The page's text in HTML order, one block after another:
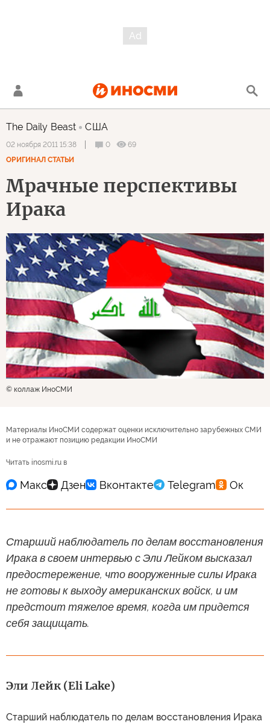
The Daily Beast США
02 ноября 2011 15:38 0
69
ОРИГИНАЛ СТАТЬИ
Мрачные перспективы
Ирака
© коллаж ИноСМИ
Материалы ИноСМИ содержат оценки исключительно зарубежных СМИ
и не отражают позицию редакции ИноСМИ
Читать inosmi.ru в
Старший наблюдатель по делам восстановления
Ирака в своем интервью с Эли Лейком высказал
предостережение, что вооруженные силы Ирака
не готовы к выходу американских войск, и им
предстоит тяжелое время, когда им придется
себя защищать.
Эли Лейк (Eli Lake)
Старший наблюдатель по делам восстановления Ирака